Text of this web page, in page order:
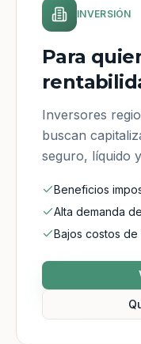
INVERSIÓN
Para
Inversores
buscan
seguro, líquido
Beneficios
Alta demanda
Bajos costos de